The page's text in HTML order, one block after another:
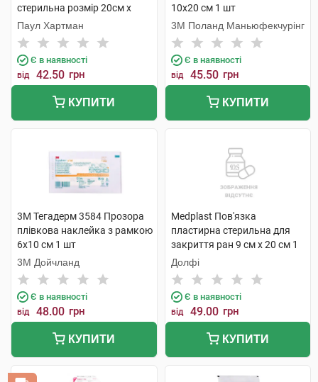
стерильна розмір 20см х
10см 1 шт
Паул Хартман
Є в наявності
від 42.50 грн
КУПИТИ
10х20 см 1 шт
3M Поланд Маньюфекчурінг
Є в наявності
від 45.50 грн
КУПИТИ
3M Тегадерм 3584 Прозора
плівкова наклейка з рамкою
6х10 см 1 шт
3М Дойчланд
Є в наявності
від 48.00 грн
КУПИТИ
Medplast Пов'язка
пластирна стерильна для
закриття ран 9 см х 20 см 1
шт
Долфі
Є в наявності
від 49.00 грн
КУПИТИ